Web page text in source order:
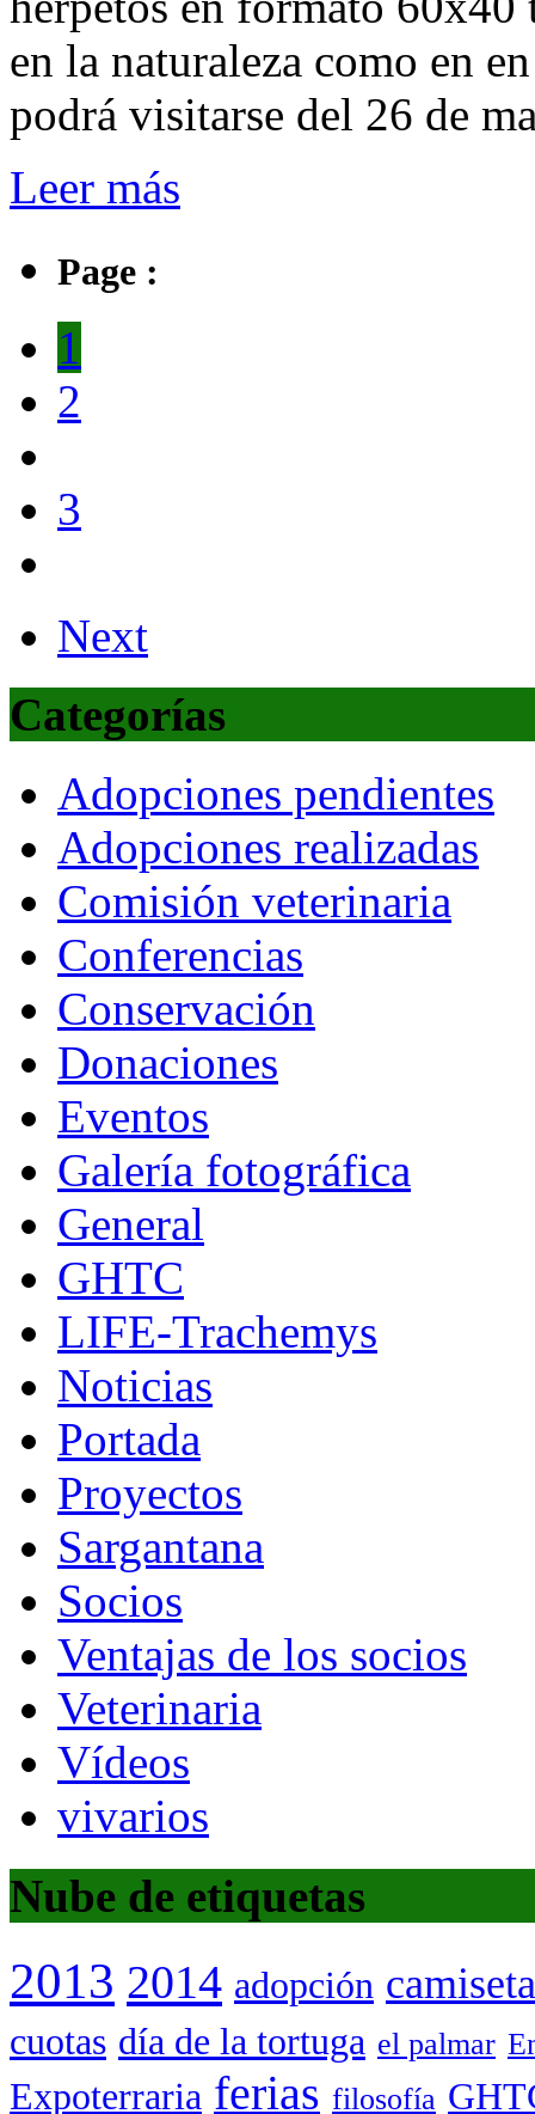
en la naturaleza como en
podrá visitarse del 26 de
Leer más
Page :
1
2
3
Next
Categorías
Adopciones pendientes
Adopciones realizadas
Comisión veterinaria
Conferencias
Conservación
Donaciones
Eventos
Galería fotográfica
General
GHTC
LIFE-Trachemys
Noticias
Portada
Proyectos
Sargantana
Socios
Ventajas de los socios
Veterinaria
Vídeos
vivarios
Nube de etiquetas
2013 2014 adopción
cuotas día de la tortuga el palmar
Expoterraria ferias filosofía